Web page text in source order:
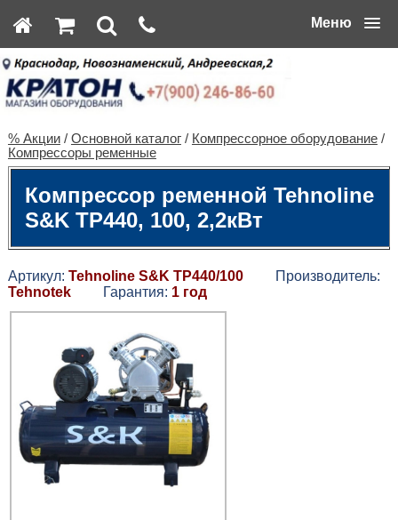
Меню
% Акции/ Основной каталог/ Компрессорное оборудование/
Компрессоры ременные
Компрессор ременной Tehnoline
S&K TP440, 100, 2,2кВт
Артикул: Tehnoline S&K TP440/100Производитель:
TehnotekГарантия: 1 год